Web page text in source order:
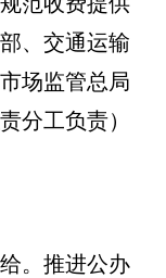
、交通运输
场监管总局
分工负责）
。推进公办